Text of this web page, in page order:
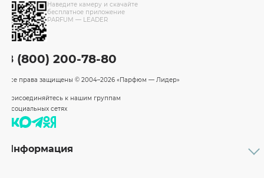
Наведите камеру и скачайте
бесплатное приложение
PARFUM — LEADER
8 (800) 200-78-80
Все права защищены © 2004–2026 «Парфюм — Лидер»
Присоединяйтесь к нашим группам
в социальных сетях
Информация